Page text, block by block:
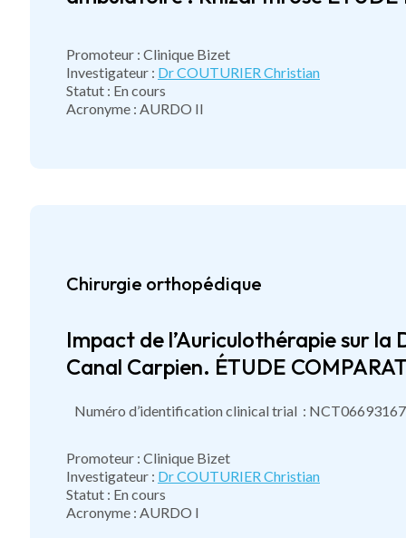
Promoteur : Clinique Bizet
Investigateur : Dr COUTURIER Christian
Statut : En cours
Acronyme : AURDO II
Chirurgie orthopédique
Impact de l’Auriculothérapie sur
Canal Carpien. ÉTUDE
Numéro d’identification clinical trial : NCT06693167
Promoteur : Clinique Bizet
Investigateur : Dr COUTURIER Christian
Statut : En cours
Acronyme : AURDO I